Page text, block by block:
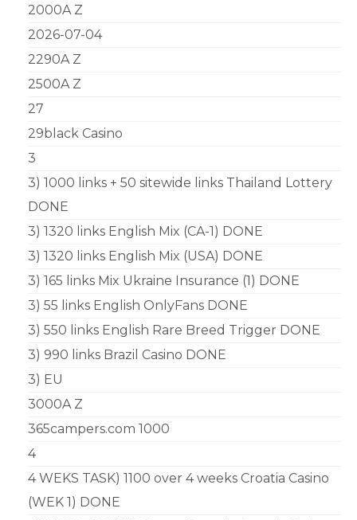
2000A Z
2026-07-04
2290A Z
2500A Z
27
29black Casino
3
3) 1000 links + 50 sitewide links Thailand Lottery
DONE
3) 1320 links English Mix (CA-1) DONE
3) 1320 links English Mix (USA) DONE
3) 165 links Mix Ukraine Insurance (1) DONE
3) 55 links English OnlyFans DONE
3) 550 links English Rare Breed Trigger DONE
3) 990 links Brazil Casino DONE
3) EU
3000A Z
365campers.com 1000
4
4 WEKS TASK) 1100 over 4 weeks Croatia Casino
(WEK 1) DONE